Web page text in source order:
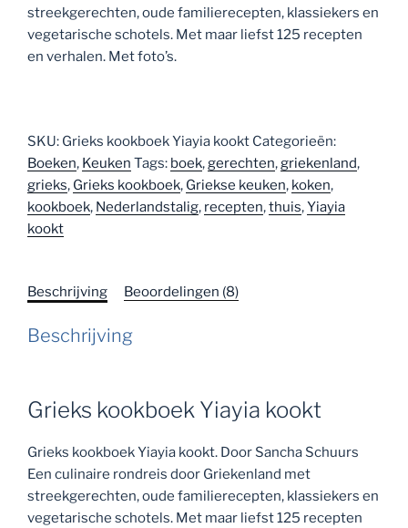
streekgerechten, oude familierecepten, klassiekers en
vegetarische schotels. Met maar liefst 125 recepten
en verhalen. Met foto’s.
SKU: Grieks kookboek Yiayia kookt Categorieën:
Boeken, Keuken Tags: boek,gerechten,griekenland,
grieks, Grieks kookboek, Griekse keuken, koken,
kookboek, Nederlandstalig, recepten,thuis,Yiayia
kookt
Beschrijving Beoordelingen (8)
Beschrijving
Grieks kookboek Yiayia kookt
Grieks kookboek Yiayia kookt. Door Sancha Schuurs
Een culinaire rondreis door Griekenland met
streekgerechten, oude familierecepten, klassiekers en
vegetarische schotels. Met maar liefst 125 recepten